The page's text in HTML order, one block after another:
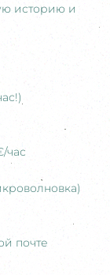
историю и
час
почте